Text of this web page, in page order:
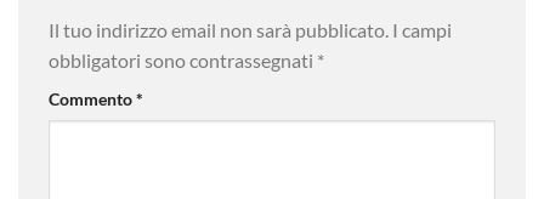
Il tuo indirizzo email non sarà pubblicato. I campi
obbligatori sono contrassegnati *
Commento*